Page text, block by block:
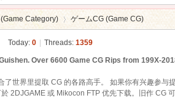
Category) ゲームCG (Game CG)
Today: 0 Threads: 1359
Over 6600 Game CG Rips from 199X-
了世界里提取 CG 的各路高手。 如果你有兴趣参与
2DJGAME 或 Mikocon FTP 优先下载。旧作 CG